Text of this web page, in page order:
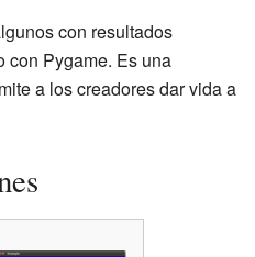
con resultados
con Pygame. Es una
a los creadores dar vida a